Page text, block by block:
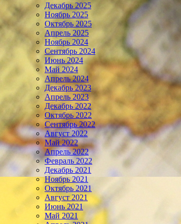
Декабрь 2025
Ноябрь 2025
Октябрь 2025
Апрель 2025
Ноябрь 2024
Сентябрь 2024
Июнь 2024
Май 2024
Апрель 2024
Декабрь 2023
Апрель 2023
Декабрь 2022
Октябрь 2022
Сентябрь 2022
Август 2022
Май 2022
Апрель 2022
Февраль 2022
Декабрь 2021
Ноябрь 2021
Октябрь 2021
Август 2021
Июнь 2021
Май 2021